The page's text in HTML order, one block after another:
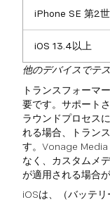
iPhone SE 第2
iOS 13.4以上
他のデバイスでテ
トランスフォーマ
要です。サポート
ラウンドプロセス
れる場合、トラン
す。Vonage
なく、カスタムメ
が適用される場合が
iOSは、（バッテ